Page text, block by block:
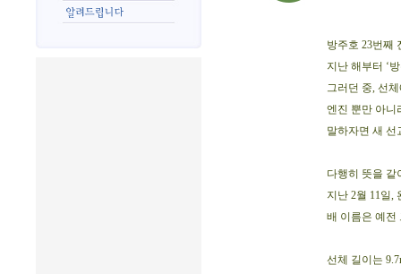
방주호 23번째
지난 해부터 ‘
그러던 중, 선
엔진 뿐만 아니
말하자면 새 선
다행히 뜻을 같
지난 2월 11일,
배 이름은 예전
선체 길이는